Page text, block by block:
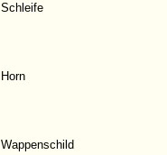
Schleife
Horn
Wappenschild